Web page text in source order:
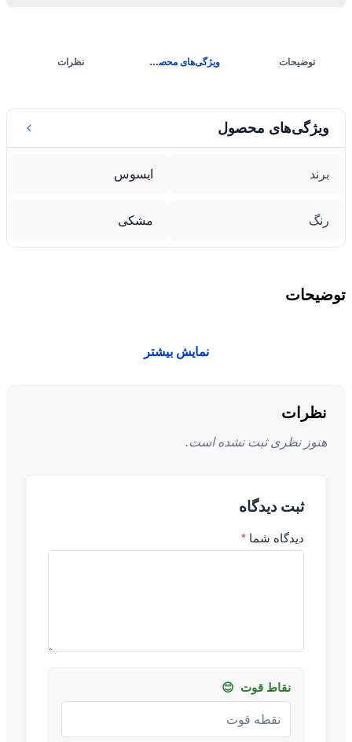
توضیحات ویژگی‌های محصول نظرات
ویژگی‌های محصول
برند ایسوس
رنگ مشکی
توضیحات
نمایش بیشتر
نظرات
هنوز نظری ثبت نشده است.
ثبت دیدگاه
دیدگاه شما *
نقاط قوت 😊